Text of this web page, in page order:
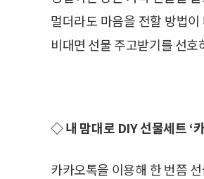
멀더라도 마음을 전할 방법
비대면 선물 주고받기를 선호
◇ 내 맘대로 DIY 선물세트 ‘
카카오톡을 이용해 한 번쯤